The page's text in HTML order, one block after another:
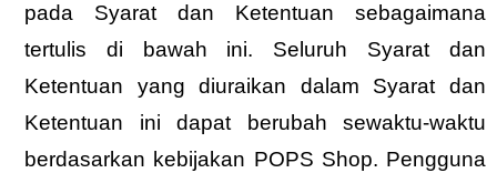
pada Syarat dan Ketentuan sebagaimana
tertulis di bawah ini. Seluruh Syarat dan
Ketentuan yang diuraikan dalam Syarat dan
Ketentuan ini dapat berubah sewaktu-waktu
berdasarkan kebijakan POPS Shop. Pengguna